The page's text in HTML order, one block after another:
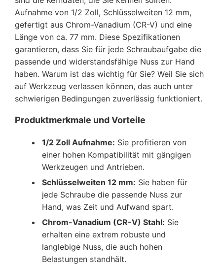
Aufnahme von 1/2 Zoll, Schlüsselweiten 12 mm,
gefertigt aus Chrom-Vanadium (CR-V) und eine
Länge von ca. 77 mm. Diese Spezifikationen
garantieren, dass Sie für jede Schraubaufgabe die
passende und widerstandsfähige Nuss zur Hand
haben. Warum ist das wichtig für Sie? Weil Sie sich
auf Werkzeug verlassen können, das auch unter
schwierigen Bedingungen zuverlässig funktioniert.
Produktmerkmale und Vorteile
1/2 Zoll Aufnahme: Sie profitieren von
einer hohen Kompatibilität mit gängigen
Werkzeugen und Antrieben.
Schlüsselweiten 12 mm: Sie haben für
jede Schraube die passende Nuss zur
Hand, was Zeit und Aufwand spart.
Chrom-Vanadium (CR-V) Stahl: Sie
erhalten eine extrem robuste und
langlebige Nuss, die auch hohen
Belastungen standhält.